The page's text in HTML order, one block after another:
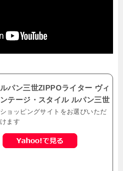
ルパン三世ZIPPOライター ヴィ
ンテージ・スタイル ルパン三世
ショッピングサイトをお選びいただ
けます